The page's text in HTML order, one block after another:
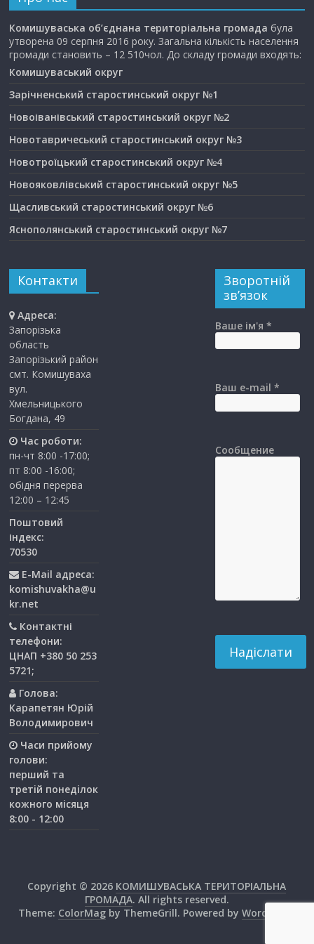
Комишуваська об’єднана територіальна громада була
утворена 09 серпня 2016 року. Загальна кількість населення
громади становить – 12 510чол. До складу громади входять:
Комишуваський округ
Зарічненський старостинський округ №1
Новоіванівський старостинський округ №2
Новотавричеський старостинський округ №3
Новотроїцький старостинський округ №4
Новояковлівський старостинський округ №5
Щасливський старостинський округ №6
Яснополянський старостинський округ №7
Контакти
Адреса:
Запорізька
область
Запорізький район
смт. Комишуваха
вул.
Хмельницького
Богдана, 49
Час роботи:
пн-чт 8:00 -17:00;
пт 8:00 -16:00;
обідня перерва
12:00 – 12:45
Поштовий
індекс:
70530
E-Mail адреса:
komishuvakha@u
kr.net
Контактні
телефони:
ЦНАП +380 50 253
5721;
Голова:
Карапетян Юрій
Володимирович
Часи прийому
голови:
перший та
третiй понедiлок
кожного мiсяця
8:00 - 12:00
Зворотній
зв’язок
Ваше ім'я *
Ваш e-mail *
Сообщение
Copyright © 2026 КОМИШУВАСЬКА ТЕРИТОРІАЛЬНА
ГРОМАДА. All rights reserved.
Theme: ColorMagby ThemeGrill. Powered by WordPress